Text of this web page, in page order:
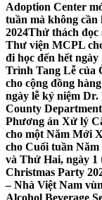
Adoption Center
tuần mà không
2024Thử thách đọc
Thư viện MCPL
đi học đến hết ngày
Trình Tang Lễ của
cho cộng đồng
ngày lễ kỷ niệm
County
Phương án Xử lý
cho một Năm Mới
cho Cuối tuần
và Thứ Hai, ngày 1
Christmas Party
– Nhà Việt Nam
Alcohol Beverage